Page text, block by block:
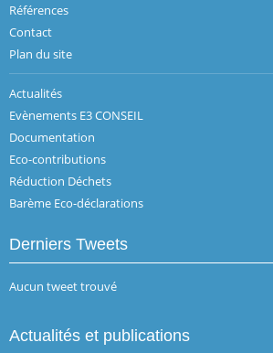
Références
Contact
Plan du site
Actualités
Evènements E3 CONSEIL
Documentation
Eco-contributions
Réduction Déchets
Barème Eco-déclarations
Derniers Tweets
Aucun tweet trouvé
Actualités et publications